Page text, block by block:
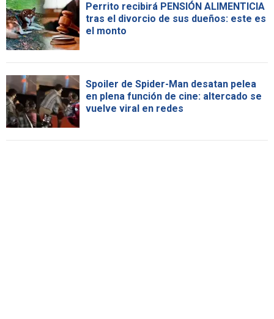
Perrito recibirá PENSIÓN ALIMENTICIA
tras el divorcio de sus dueños: este es
el monto
Spoiler de Spider-Man desatan pelea
en plena función de cine: altercado se
vuelve viral en redes